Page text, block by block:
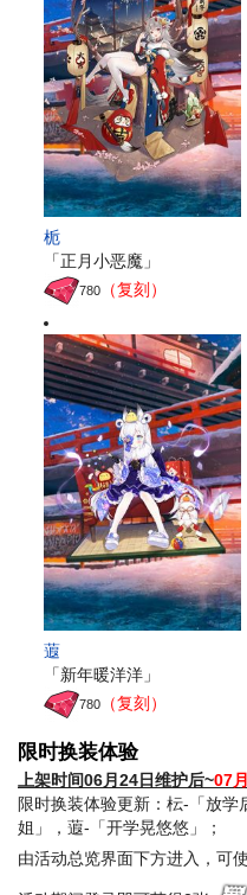
栀
「正月小恶魔」
780 （复刻）
蕸
「新年暖洋洋」
780 （复刻）
限时换装体验
上架时间06月24日维护后~07
限时换装体验更新：枟-「放
姐」，蕸-「开学晃悠悠」；
由活动总览界面下方进入，可